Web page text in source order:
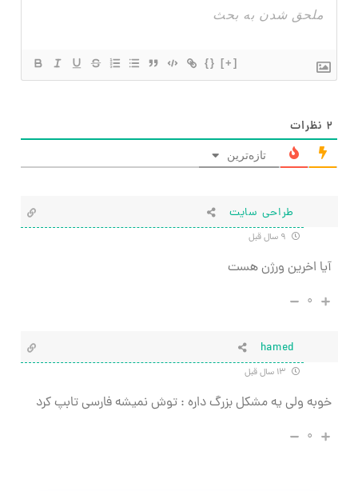
{} [+]
۲ نظرات
تازه‌ترین
طراحی سایت
آیا اخرین ورژن هست
۰
hamed
خوبه ولی یه مشکل بزرگ داره : توش نمیشه فارسی تابپ کرد
۰